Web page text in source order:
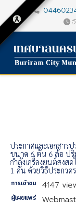
ประกาศและเอกสาร
ขนาด 6 ตัน 6 ล้อ ปริ
กำลังเครื่องยนต์สูงสุ
1 คัน ด้วยวิธีประกวด
การเข้าชม 4147
ผู้เผยแพร่